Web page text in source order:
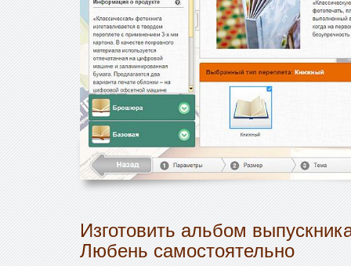
Изготовить альбом
Любень самостоятельно